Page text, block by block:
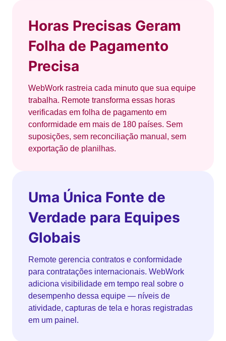
Horas Precisas Geram
Folha de Pagamento
Precisa
WebWork rastreia cada minuto que sua equipe
trabalha. Remote transforma essas horas
verificadas em folha de pagamento em
conformidade em mais de 180 países. Sem
suposições, sem reconciliação manual, sem
exportação de planilhas.
Uma Única Fonte de
Verdade para Equipes
Globais
Remote gerencia contratos e conformidade
para contratações internacionais. WebWork
adiciona visibilidade em tempo real sobre o
desempenho dessa equipe — níveis de
atividade, capturas de tela e horas registradas
em um painel.